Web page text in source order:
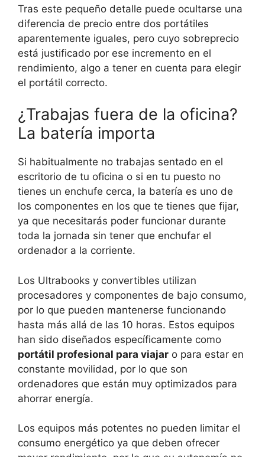
Tras este pequeño detalle puede ocultarse una
diferencia de precio entre dos portátiles
aparentemente iguales, pero cuyo sobreprecio
está justificado por ese incremento en el
rendimiento, algo a tener en cuenta para elegir
el portátil correcto.
¿Trabajas fuera de la oficina?
La batería importa
Si habitualmente no trabajas sentado en el
escritorio de tu oficina o si en tu puesto no
tienes un enchufe cerca, la batería es uno de
los componentes en los que te tienes que fijar,
ya que necesitarás poder funcionar durante
toda la jornada sin tener que enchufar el
ordenador a la corriente.
Los Ultrabooks y convertibles utilizan
procesadores y componentes de bajo consumo,
por lo que pueden mantenerse funcionando
hasta más allá de las 10 horas. Estos equipos
han sido diseñados específicamente como
portátil profesional para viajar o para estar en
constante movilidad, por lo que son
ordenadores que están muy optimizados para
ahorrar energía.
Los equipos más potentes no pueden limitar el
consumo energético ya que deben ofrecer